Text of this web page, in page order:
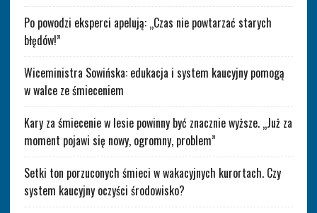
Po powodzi eksperci apelują: „Czas nie powtarzać starych
błędów!”
Wiceministra Sowińska: edukacja i system kaucyjny pomogą
w walce ze śmieceniem
Kary za śmiecenie w lesie powinny być znacznie wyższe. „Już za
moment pojawi się nowy, ogromny, problem”
Setki ton porzuconych śmieci w wakacyjnych kurortach. Czy
system kaucyjny oczyści środowisko?